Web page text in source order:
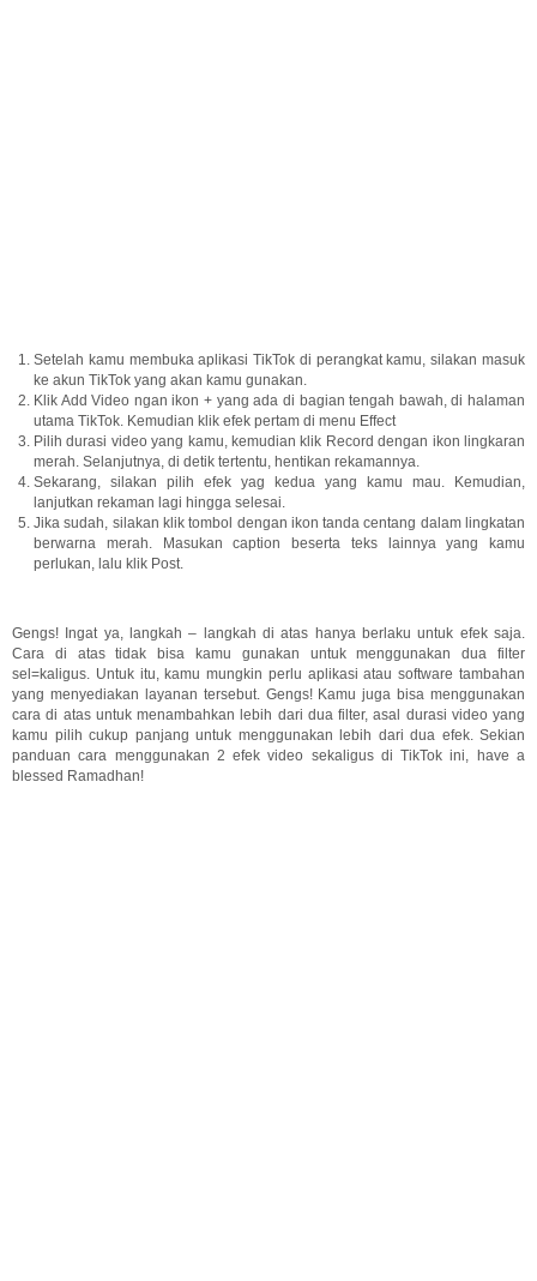
Setelah kamu membuka aplikasi TikTok di perangkat kamu, silakan masuk
ke akun TikTok yang akan kamu gunakan.
Klik Add Video ngan ikon + yang ada di bagian tengah bawah, di halaman
utama TikTok. Kemudian klik efek pertam di menu Effect
Pilih durasi video yang kamu, kemudian klik Record dengan ikon lingkaran
merah. Selanjutnya, di detik tertentu, hentikan rekamannya.
Sekarang, silakan pilih efek yag kedua yang kamu mau. Kemudian,
lanjutkan rekaman lagi hingga selesai.
Jika sudah, silakan klik tombol dengan ikon tanda centang dalam lingkatan
berwarna merah. Masukan caption beserta teks lainnya yang kamu
perlukan, lalu klik Post.
Gengs! Ingat ya, langkah – langkah di atas hanya berlaku untuk efek saja.
Cara di atas tidak bisa kamu gunakan untuk menggunakan dua filter
sel=kaligus. Untuk itu, kamu mungkin perlu aplikasi atau software tambahan
yang menyediakan layanan tersebut. Gengs! Kamu juga bisa menggunakan
cara di atas untuk menambahkan lebih dari dua filter, asal durasi video yang
kamu pilih cukup panjang untuk menggunakan lebih dari dua efek. Sekian
panduan cara menggunakan 2 efek video sekaligus di TikTok ini, have a
blessed Ramadhan!